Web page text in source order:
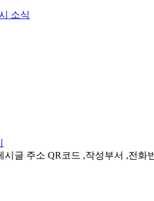
소식
시글 주소 QR코드 ,작성부서 ,전화